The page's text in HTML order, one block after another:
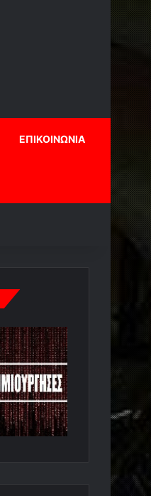
ΕΠΙΚΟΙΝΩΝΙΑ